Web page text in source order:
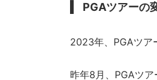
PGAツアーの
2023年、PGAツア
昨年8月、PGAツ